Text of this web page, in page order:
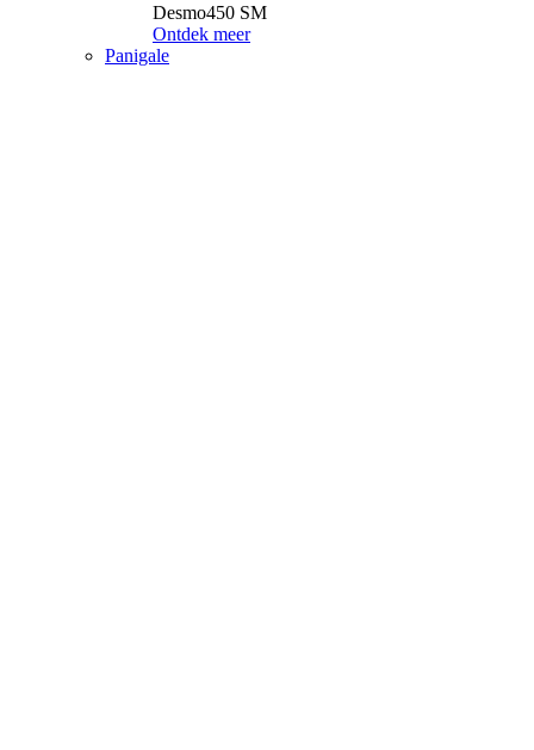
Desmo450 SM
Ontdek meer
Panigale